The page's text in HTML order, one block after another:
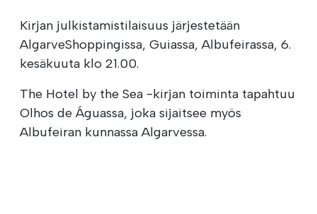
Kirjan julkistamistilaisuus järjestetään
AlgarveShoppingissa, Guiassa, Albufeirassa, 6.
kesäkuuta klo 21.00.
The Hotel by the Sea -kirjan toiminta tapahtuu
Olhos de Águassa, joka sijaitsee myös
Albufeiran kunnassa Algarvessa.